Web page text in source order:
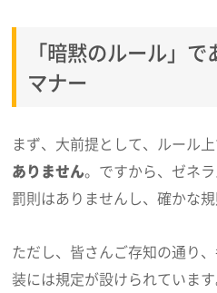
「暗黙のルール」
マナー
まず、大前提として、ルール
ありません。ですから、ゼネ
罰則はありませんし、確かな規
ただし、皆さんご存知の通り
装には規定が設けられています